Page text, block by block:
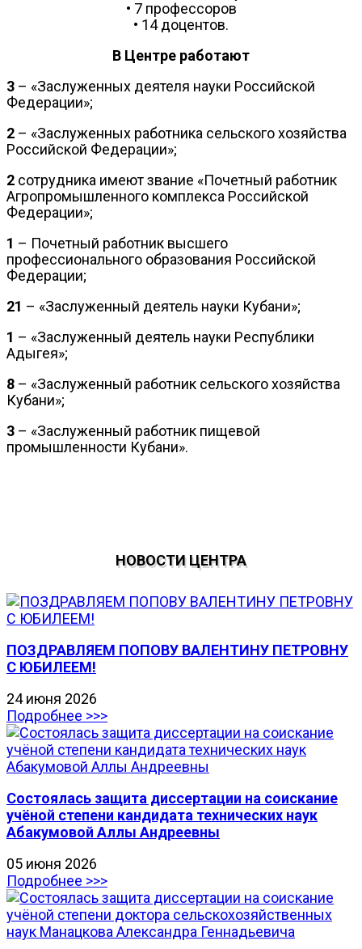
• 7 профессоров
• 14 доцентов.
В Центре работают
3 – «Заслуженных деятеля науки Российской
Федерации»;
2 – «Заслуженных работника сельского хозяйства
Российской Федерации»;
2 сотрудника имеют звание «Почетный работник
Агропромышленного комплекса Российской
Федерации»;
1 – Почетный работник высшего
профессионального образования Российской
Федерации;
21 – «Заслуженный деятель науки Кубани»;
1 – «Заслуженный деятель науки Республики
Адыгея»;
8 – «Заслуженный работник сельского хозяйства
Кубани»;
3 – «Заслуженный работник пищевой
промышленности Кубани».
НОВОСТИ ЦЕНТРА
ПОЗДРАВЛЯЕМ ПОПОВУ ВАЛЕНТИНУ ПЕТРОВНУ
С ЮБИЛЕЕМ!
24 июня 2026
Подробнее >>>
Состоялась защита диссертации на соискание
учёной степени кандидата технических наук
Абакумовой Аллы Андреевны
05 июня 2026
Подробнее >>>